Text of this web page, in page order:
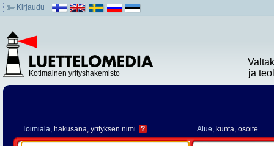
Kirjaudu
Kotimainen yrityshakemisto
ja
Toimiala, hakusana, yrityksen nimi ? Alue, kunta, osoite